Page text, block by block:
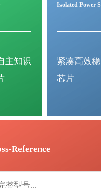
主知识
Isolated Power
紧凑高效
芯片
Reference